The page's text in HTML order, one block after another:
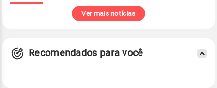
Ver mais notícias
Recomendados para você